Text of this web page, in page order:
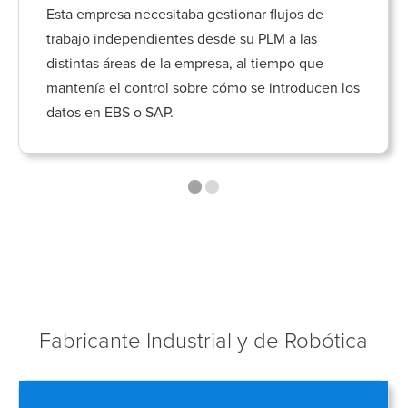
Esta empresa necesitaba gestionar flujos de
trabajo independientes desde su PLM a las
distintas áreas de la empresa, al tiempo que
mantenía el control sobre cómo se introducen los
datos en EBS o SAP.
Fabricante Industrial y de Robótica